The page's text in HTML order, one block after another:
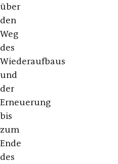
über
den
Weg
des
Wiederaufbaus
und
der
Erneuerung
bis
zum
Ende
des